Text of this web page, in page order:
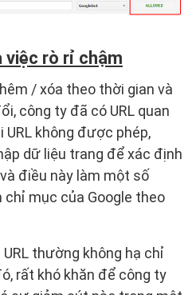
việc rò rỉ chậm
/ xóa theo thời gian và
công ty đã có URL quan
URL không được phép,
dữ liệu trang để xác định
điều này làm một số
chỉ mục của Google theo
thường không hạ chỉ
rất khó khăn để công ty